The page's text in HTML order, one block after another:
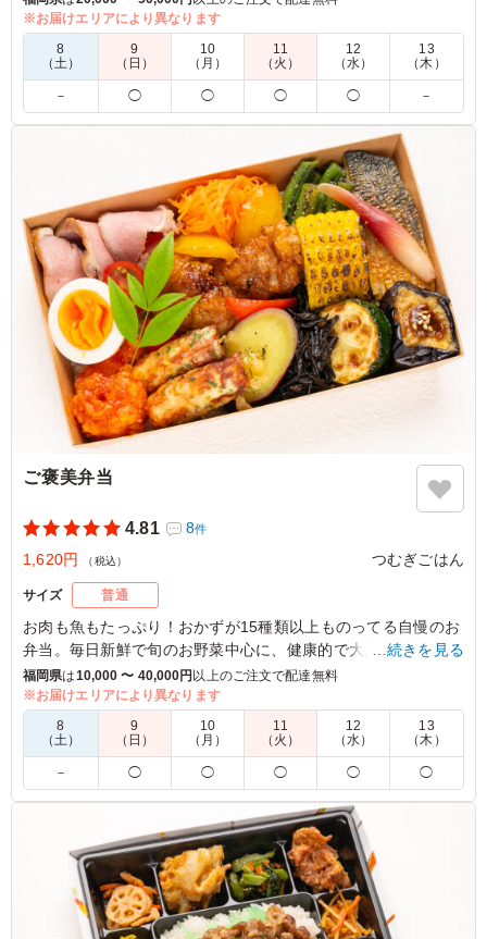
つ風呂敷にお包みして特別感を演出致します。
※希望時のみ無料で一つ一つピンク色の風呂敷にお包み致しま
「連絡事項」の欄に風呂敷希望の旨を記載ください。
※緑色(弔事用)に変更をご希望の際は、その旨も記載をお願い
5.0 株式会社アクティブクリエイター
冷めても美味しかったです。また一品は、少しの量でした
が、品数が多く、色々な味を楽しめて良かったです。日頃
食が細い祖母も美味しそうに食べてました。全部を食べる
とお腹いっぱいになるので、みなさん満足していただける
と思います。
ご利用シーン：お祝い›母の日
福岡県福岡市早良区百道浜2026/05/10
※お届けエリアにより異なります
8
（土）
9
（日）
10
（月）
11
（火）
12
（水）
13
（木）
－ ◯ ◯ ◯ ◯ －
ご褒美弁当
4.81 8件
1,620円 （税込） つむぎごはん
サイズ 普通
お肉も魚もたっぷり！おかずが15種類以上ものってる自慢のお
弁当。毎日新鮮で旬のお野菜中心に、健康的で大満足なお弁当
に仕上げています。
5.0 株式会社Ｊフオスター
彩が綺麗でとても華やかでした。おかずの品数が多く、ど
れも丁寧で上品な味付けだと感じました。野菜もたっぷり
使ってあるので、栄養バランスも良いと思います。とても
美味しかったです。またお願いします。
ご利用シーン： 会議・セミナー›会議
福岡県福岡市中央区高砂2025/11/10
…続きを見る
福岡県は10,000 〜 40,000円 以上のご注文で配達無料
※お届けエリアにより異なります
8
（土）
9
（日）
10
（月）
11
（火）
12
（水）
13
（木）
－ ◯ ◯ ◯ ◯ ◯